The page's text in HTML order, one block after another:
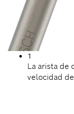
1
La arista de
velocidad